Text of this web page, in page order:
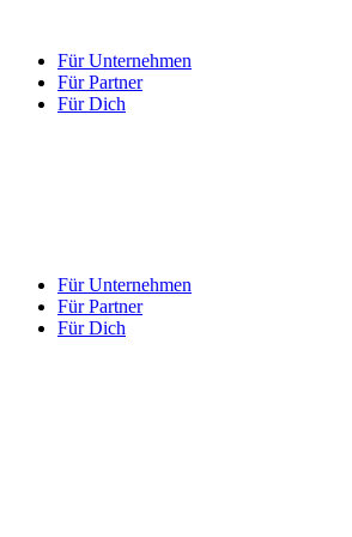
Für Unternehmen
Für Partner
Für Dich
Für Unternehmen
Für Partner
Für Dich